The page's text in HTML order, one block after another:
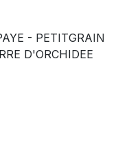
- PETITGRAIN
D'ORCHIDEE